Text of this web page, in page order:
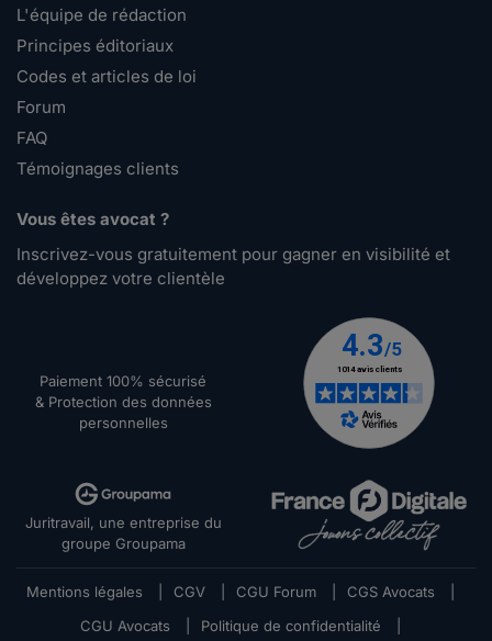
L'équipe de rédaction
Principes éditoriaux
Codes et articles de loi
Forum
FAQ
Témoignages clients
Vous êtes avocat ?
Inscrivez-vous gratuitement pour gagner en visibilité et
développez votre clientèle
Paiement 100% sécurisé
& Protection des données
personnelles
Juritravail, une entreprise du
groupe Groupama
Mentions légales CGV CGU Forum CGS Avocats
CGU Avocats
Politique de confidentialité